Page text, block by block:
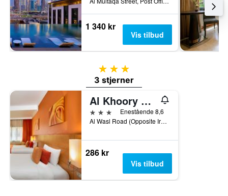
1 340 kr
Vis tilbud
3 stjerner
3 stjerner
Al Khoory Executive Hotel
3 stjernerEnestående 8,6
Al Wasl Road (Opposite Iranian Hospital) P.O.Box 6237, Dubai, Forente Arabiske Emirater
286 kr
Vis tilbud